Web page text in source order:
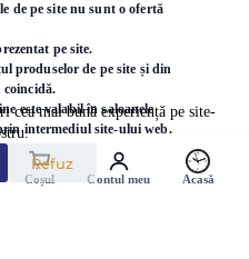
cea mai bună experiență pe site-
Refuz
de pe site nu sunt o ofertă
pe site.
produselor de pe site și din
coincidă.
este valabil în saloanele
intermediul site-ului web.
Coșul Contul meu Acasă